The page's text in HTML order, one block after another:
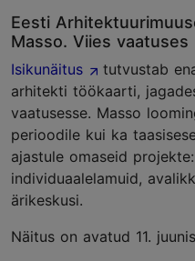
Eesti
Masso. Viies vaatuses
Isikunäitus
tutvustab
arhitekti töökaarti,
vaatusesse. Masso
perioodile kui ka
ajastule omaseid
individuaalelamuid,
ärikeskusi.
Näitus on avatud 11.